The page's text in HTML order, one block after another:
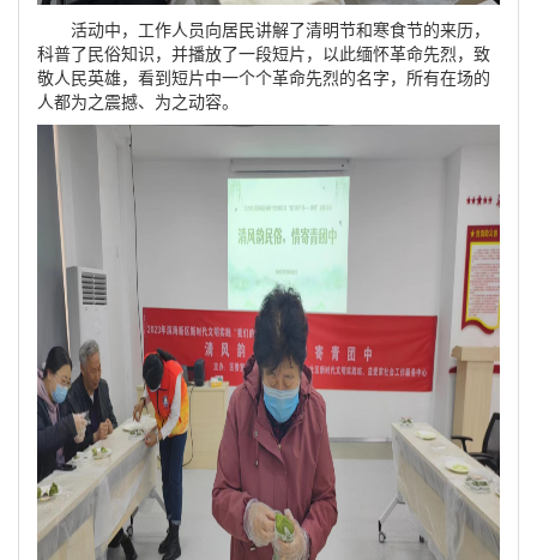
活动中，工作人员向居民讲解了清明节和寒食节的来历，
科普了民俗知识，并播放了一段短片，以此缅怀革命先烈，致
敬人民英雄，看到短片中一个个革命先烈的名字，所有在场的
人都为之震撼、为之动容。